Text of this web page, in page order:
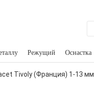
Режущий Оснастка
Tivoly (Франция) 1‑13 мм